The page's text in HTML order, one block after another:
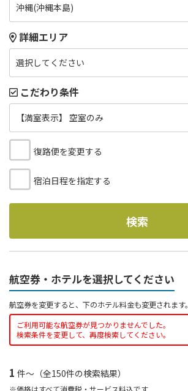
沖縄(沖縄本島)
詳細エリア
選択してください
こだわり条件
【満室表示】 空室のみ
復路便を変更する
宿泊日程を指定する
検索
航空券・ホテルを選択してください
航空券を変更すると、下のホテル料金も変更されます。
ご利用可能な航空券が見つかりませんでした。
検索条件を変更して、再度検索してください。
1 件～（全150件の検索結果）
※価格はすべて消費税・サービス料込です